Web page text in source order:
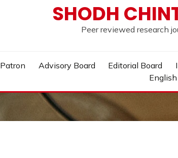
SHODH
Peer reviewed research
Patron Advisory Board Editorial Board
English